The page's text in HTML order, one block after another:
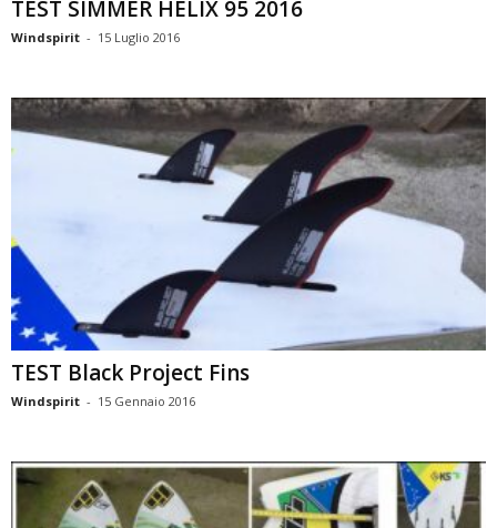
TEST SIMMER HELIX 95 2016
Windspirit - 15 Luglio 2016
TEST Black Project Fins
Windspirit - 15 Gennaio 2016